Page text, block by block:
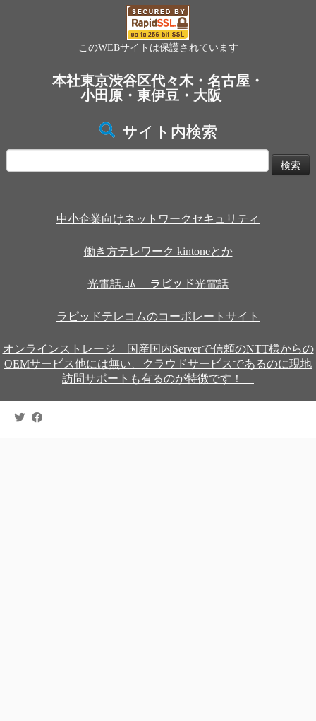
このWEBサイトは保護されています
本社東京渋谷区代々木・名古屋・
小田原・東伊豆・大阪
サイト内検索
索:
中小企業向けネットワークセキュリティ
働き方テレワーク kintoneとか
光電話.ｺﾑ ラピッド光電話
ラピッドテレコムのコーポレートサイト
オンラインストレージ 国産国内Serverで信頼のNTT様からの
OEMサービス他には無い、クラウドサービスであるのに現地
訪問サポートも有るのが特徴です！